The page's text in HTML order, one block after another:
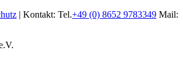
| Kontakt: Tel.+49 (0) 8652 9783349 Mail: